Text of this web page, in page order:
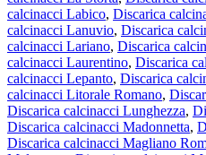
calcinacci Labico, Discarica
calcinacci Lanuvio, Discarica
calcinacci Lariano, Discarica
calcinacci Laurentino, Discarica
calcinacci Lepanto, Discarica
calcinacci Litorale Romano,
Discarica calcinacci Lunghezza,
Discarica calcinacci Madonnetta,
Discarica calcinacci Magliano